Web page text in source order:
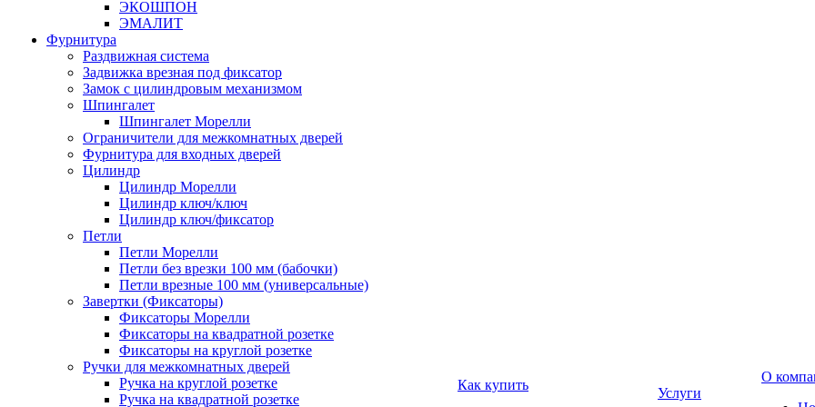
ЭКОШПОН
ЭМАЛИТ
Фурнитура
Раздвижная система
Задвижка врезная под фиксатор
Замок с цилиндровым механизмом
Шпингалет
Шпингалет Морелли
Ограничители для межкомнатных дверей
Фурнитура для входных дверей
Цилиндр
Цилиндр Морелли
Цилиндр ключ/ключ
Цилиндр ключ/фиксатор
Петли
Петли Морелли
Петли без врезки 100 мм (бабочки)
Петли врезные 100 мм (универсальные)
Завертки (Фиксаторы)
Фиксаторы Морелли
Фиксаторы на квадратной розетке
Фиксаторы на круглой розетке
Ручки для межкомнатных дверей
Ручка на круглой розетке
Ручка на квадратной розетке
Как купить
Услуги
О